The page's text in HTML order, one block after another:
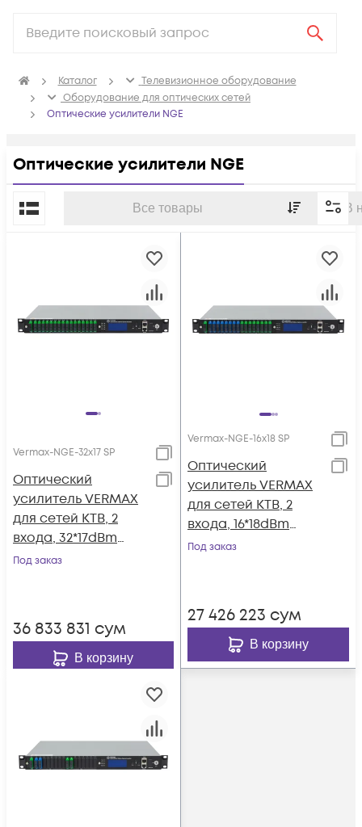
Каталог
Телевизионное оборудование
Оборудование для оптических сетей
Оптические усилители NGE
Оптические усилители NGE
Все товары В
По популярности
Vermax-NGE-32x17 SP
Оптический
усилитель VERMAX
для сетей КТВ, 2
входа, 32*17dBm
выход, CWDM
Под заказ
36 833 831 сум
В корзину
Vermax-NGE-16x18 SP
Оптический
усилитель VERMAX
для сетей КТВ, 2
входа, 16*18dBm
выход, CWDM
Под заказ
27 426 223 сум
В корзину